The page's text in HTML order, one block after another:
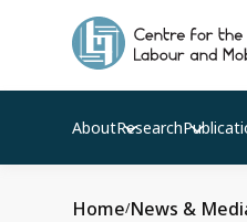
AboutResearch
Home/News &